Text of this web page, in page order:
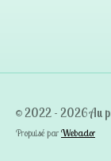
© 2022 - 2026 Au
Propulsé parWebador